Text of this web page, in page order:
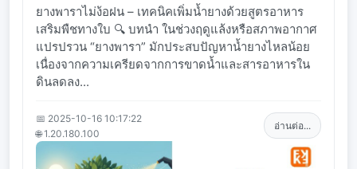
ยางพาราไม่ง้อฝน – เทคนิคเพิ่มน้ำยางด้วยสูตรอาหาร
เสริมพืชทางใบ 🔍 บทนำ ในช่วงฤดูแล้งหรือสภาพอากาศ
แปรปรวน “ยางพารา” มักประสบปัญหาน้ำยางไหลน้อย
เนื่องจากความเครียดจากการขาดน้ำและสารอาหารใน
ดินลดลง...
📅 2025-10-16 10:17:22
🌐 1.20.180.100
อ่านต่อ...